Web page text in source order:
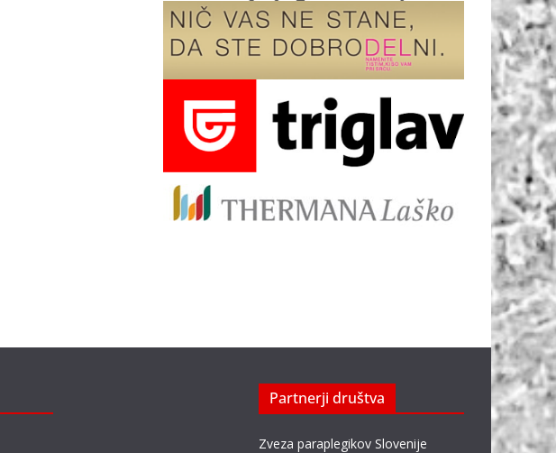
Partnerji društva
Zveza paraplegikov Slovenije